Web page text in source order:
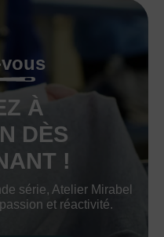
À
DÈS
!
série, Atelier Mirabel
et réactivité.